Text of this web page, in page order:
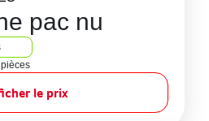
pac nu
le prix